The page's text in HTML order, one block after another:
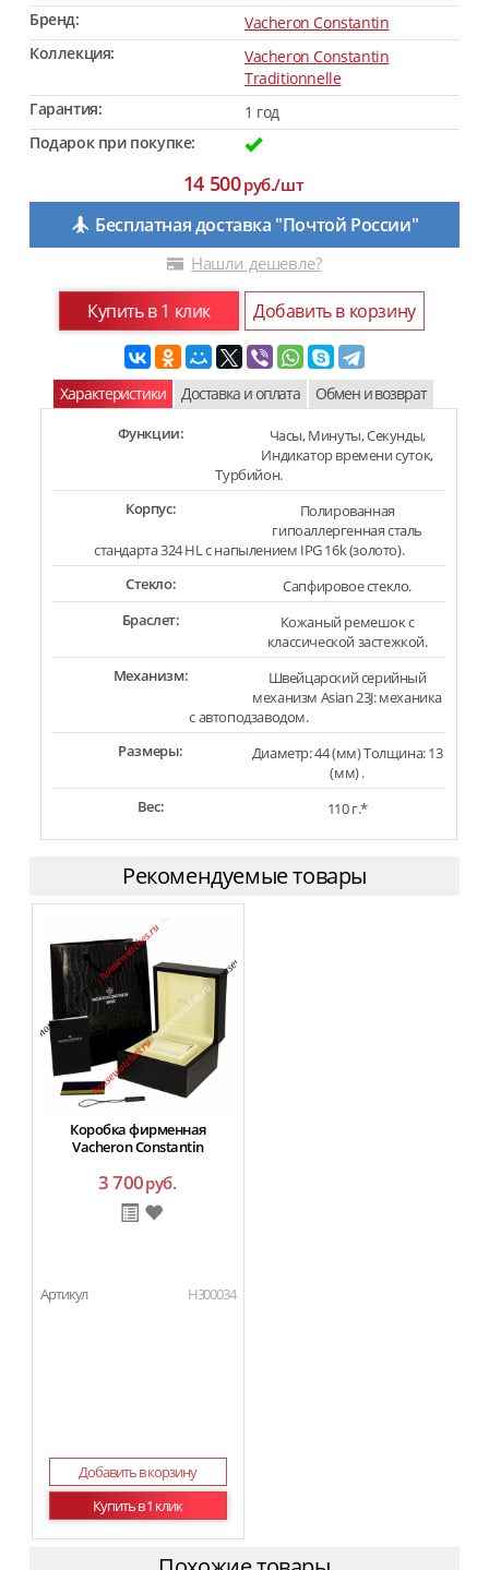
Бренд:
Vacheron Constantin
Коллекция:
Vacheron Constantin
Traditionnelle
Гарантия:
1 год
Подарок при покупке:
14 500руб./шт
Бесплатная доставка "Почтой России"
Нашли дешевле?
Купить в 1 клик Добавить в корзину
Характеристики Доставка и оплата Обмен и возврат
Функции:
Часы, Минуты, Секунды,
Индикатор времени суток,
Турбийон.
Корпус:
Полированная
гипоаллергенная сталь
стандарта 324 HL с напылением IPG 16k (золото).
Стекло:
Сапфировое стекло.
Браслет:
Кожаный ремешок с
классической застежкой.
Механизм:
Швейцарский серийный
механизм Asian 23J: механика
с автоподзаводом.
Размеры:
Диаметр: 44 (мм) Толщина: 13
(мм) .
Вес:
110 г.*
Рекомендуемые товары
Коробка фирменная
Vacheron Constantin
3 700руб.
Артикул H300034
Добавить в корзину
Купить в 1 клик